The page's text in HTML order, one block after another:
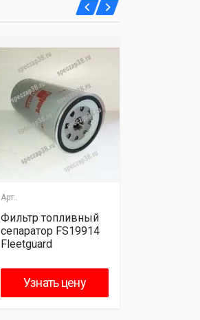
Арт:.
Фильтр топливный
сепаратор FS19914
Fleetguard
Узнать цену